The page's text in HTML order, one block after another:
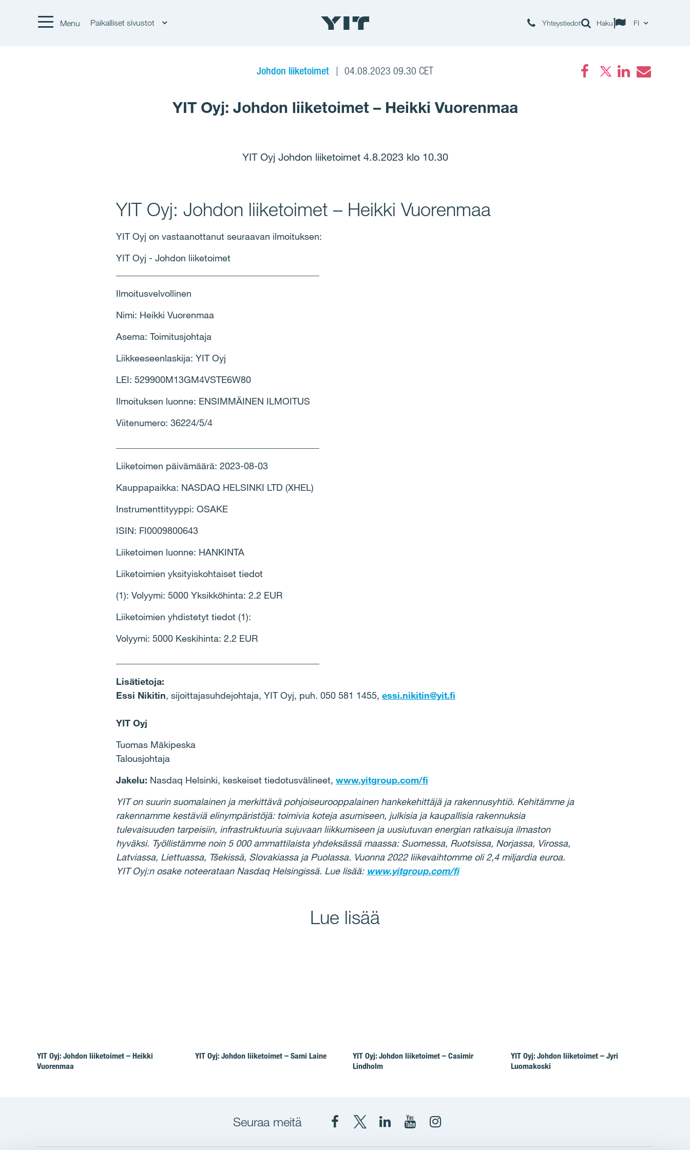
Menu Paikalliset sivustot Yhteystiedot Haku FI
Johdon liiketoimet 04.08.2023 09.30 CET
YIT Oyj: Johdon liiketoimet – Heikki Vuorenmaa
YIT Oyj Johdon liiketoimet 4.8.2023 klo 10.30
YIT Oyj: Johdon liiketoimet – Heikki Vuorenmaa
YIT Oyj on vastaanottanut seuraavan ilmoituksen:
YIT Oyj - Johdon liiketoimet
Ilmoitusvelvollinen
Nimi: Heikki Vuorenmaa
Asema: Toimitusjohtaja
Liikkeeseenlaskija: YIT Oyj
LEI: 529900M13GM4VSTE6W80
Ilmoituksen luonne: ENSIMMÄINEN ILMOITUS
Viitenumero: 36224/5/4
Liiketoimen päivämäärä: 2023-08-03
Kauppapaikka: NASDAQ HELSINKI LTD (XHEL)
Instrumenttityyppi: OSAKE
ISIN: FI0009800643
Liiketoimen luonne: HANKINTA
Liiketoimien yksityiskohtaiset tiedot
(1): Volyymi: 5000 Yksikköhinta: 2.2 EUR
Liiketoimien yhdistetyt tiedot (1):
Volyymi: 5000 Keskihinta: 2.2 EUR
Lisätietoja:
Essi Nikitin, sijoittajasuhdejohtaja, YIT Oyj, puh. 050 581 1455, essi.nikitin@yit.fi
YIT Oyj
Tuomas Mäkipeska
Talousjohtaja
Jakelu: Nasdaq Helsinki, keskeiset tiedotusvälineet, www.yitgroup.com/fi
YIT on suurin suomalainen ja merkittävä pohjoiseurooppalainen hankekehittäjä ja rakennusyhtiö. Kehitämme ja
rakennamme kestäviä elinympäristöjä: toimivia koteja asumiseen, julkisia ja kaupallisia rakennuksia
tulevaisuuden tarpeisiin, infrastruktuuria sujuvaan liikkumiseen ja uusiutuvan energian ratkaisuja ilmaston
hyväksi. Työllistämme noin 5 000 ammattilaista yhdeksässä maassa: Suomessa, Ruotsissa, Norjassa, Virossa,
Latviassa, Liettuassa, Tšekissä, Slovakiassa ja Puolassa. Vuonna 2022 liikevaihtomme oli 2,4 miljardia euroa.
YIT Oyj:n osake noteerataan Nasdaq Helsingissä. Lue lisää: www.yitgroup.com/fi
Lue lisää
YIT Oyj: Johdon liiketoimet – Heikki
Vuorenmaa
YIT Oyj: Johdon liiketoimet – Sami Laine
YIT Oyj: Johdon liiketoimet – Casimir
Lindholm
YIT Oyj: Johdon liiketoimet – Jyri
Luomakoski
Seuraa meitä